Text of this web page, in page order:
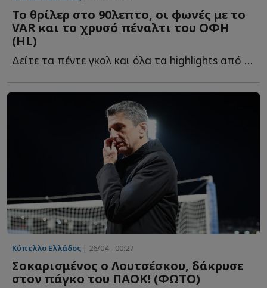
Το θρίλερ στο 90λεπτο, οι φωνές με το
VAR και το χρυσό πέναλτι του ΟΦΗ
(HL)
Δείτε τα πέντε γκολ και όλα τα highlights από τον συγκλονιστικό τ...
Κύπελλο Ελλάδος | 26/04 - 00:27
Σοκαρισμένος ο Λουτσέσκου, δάκρυσε
στον πάγκο του ΠΑΟΚ! (ΦΩΤΟ)